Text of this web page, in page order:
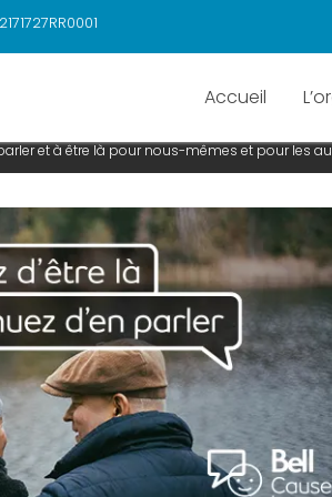
Accueil
EN PARLER ET À
et à être là pour nous-mêmes et pour les